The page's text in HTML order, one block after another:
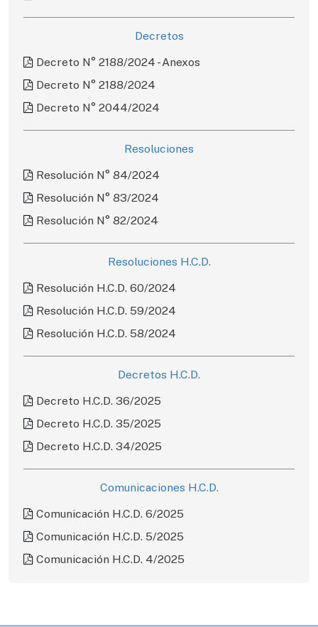
Decretos
Decreto N° 2188/2024 - Anexos
Decreto N° 2188/2024
Decreto N° 2044/2024
Resoluciones
Resolución N° 84/2024
Resolución N° 83/2024
Resolución N° 82/2024
Resoluciones H.C.D.
Resolución H.C.D. 60/2024
Resolución H.C.D. 59/2024
Resolución H.C.D. 58/2024
Decretos H.C.D.
Decreto H.C.D. 36/2025
Decreto H.C.D. 35/2025
Decreto H.C.D. 34/2025
Comunicaciones H.C.D.
Comunicación H.C.D. 6/2025
Comunicación H.C.D. 5/2025
Comunicación H.C.D. 4/2025